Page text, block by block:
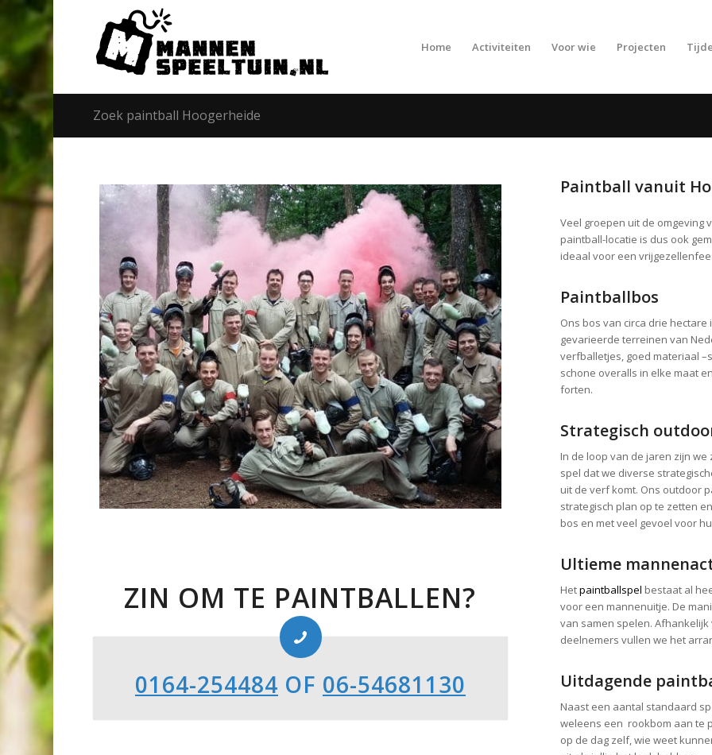
Home Activiteiten Voor wie Projecten
Zoek paintball Hoogerheide
ZIN OM TE PAINTBALLEN?
0164-254484 OF 06-54681130
Paintball vanuit
Veel groepen uit de omgeving
paintball-locatie is dus ook
ideaal voor een
Paintballbos
Ons bos van circa drie hectare
gevarieerde terreinen van
verfballetjes, goed materiaal
schone overalls in elke maat
forten.
Strategisch
In de loop van de jaren zijn
spel dat we diverse
uit de verf komt. Ons outdoor
strategisch plan op te zetten
bos en met veel gevoel voor
Ultieme
Hetpaintballspel bestaat al
voor een mannenuitje. De
van samen spelen.
deelnemers vullen we het
Uitdagende
Naast een aantal standaard
weleens een rookbom aan te
op de dag zelf, wie weet